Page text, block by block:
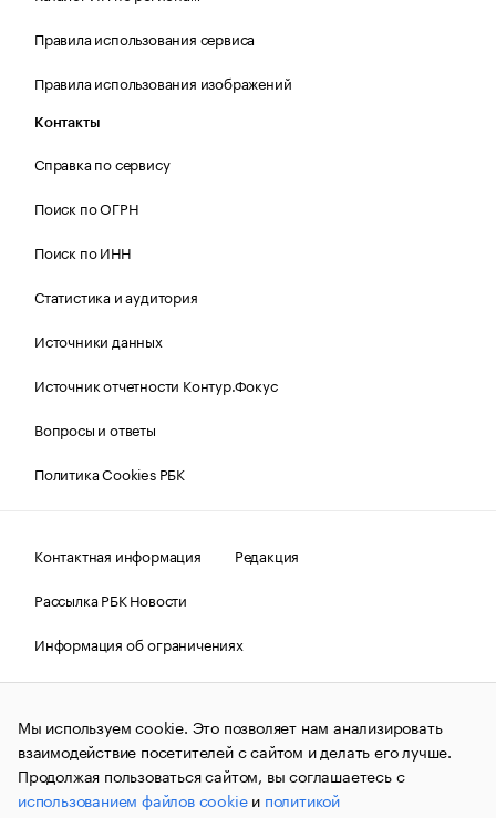
Правила использования сервиса
Правила использования изображений
Контакты
Справка по сервису
Поиск по ОГРН
Поиск по ИНН
Статистика и аудитория
Источники данных
Источник отчетности Контур.Фокус
Вопросы и ответы
Политика Cookies РБК
Контактная информация
Редакция
Рассылка РБК Новости
Информация об ограничениях
Правовая информация
О соблюдении авторских прав
© АО «РОСБИЗНЕСКОНСАЛТИНГ»,1995–2026.Сообщения
и материалы информационного агентства «РБК»
(зарегистрировано Федеральной службой по надзору в сфере
связи, информационных технологий и массовых
коммуникаций (Роскомнадзор) 09.12.2015 за номером ИА
Мы используем cookie. Это позволяет нам анализировать
взаимодействие посетителей с сайтом и делать его лучше.
Продолжая пользоваться сайтом, вы соглашаетесь с
использованием файлов cookieи политикой